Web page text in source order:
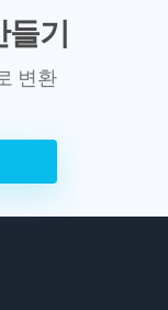
들기
변환